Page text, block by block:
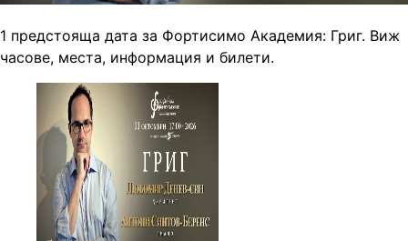
1 предстояща дата за Фортисимо Академия: Григ. Виж
часове, места, информация и билети.